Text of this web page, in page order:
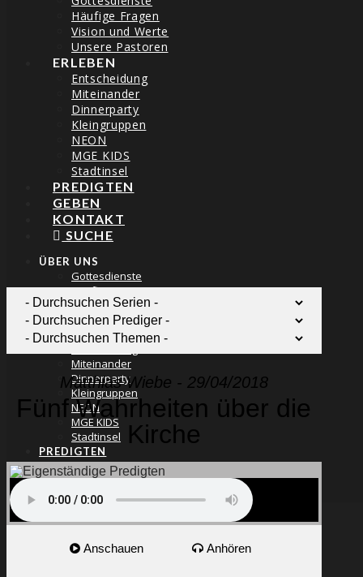
Häufige Fragen
Vision und Werte
Unsere Pastoren
ERLEBEN
Entscheidung
Miteinander
Dinnerparty
Kleingruppen
NEON
MGE KIDS
Stadtinsel
PREDIGTEN
GEBEN
KONTAKT
SUCHE
ÜBER UNS
Gottesdienste
Häufige Fragen
Vision und Werte
Unsere Pastoren
ERLEBEN
Miteinander
Dinnerparty
Kleingruppen
NEON
MGE KIDS
Stadtinsel
PREDIGTEN
GEBEN
KONTAKT
SUCHE
THE BLOG
MEHR MENSCHEN – MEHR WIE JESUS
dirkgorisch 22/09/2019
Matthias Wiebe - 29/04/2018
Fünf Wahrheiten über die
Kirche
Anschauen Anhören